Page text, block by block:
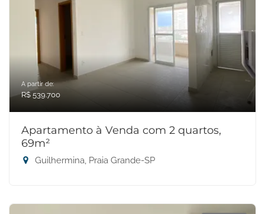
A partir de:
R$ 539.700
Apartamento à Venda com 2 quartos,
69m²
Guilhermina, Praia Grande-SP